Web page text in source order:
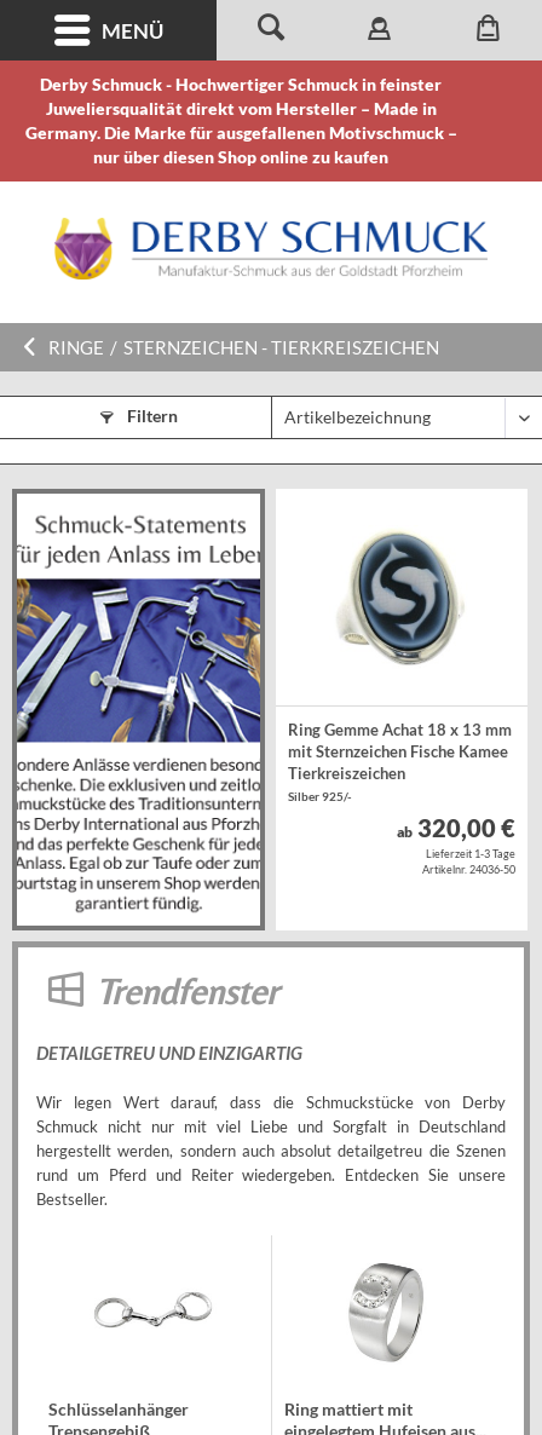
Derby Schmuck - Hochwertiger Schmuck in feinster
Juweliersqualität direkt vom Hersteller – Made in
Germany. Die Marke für ausgefallenen Motivschmuck –
nur über diesen Shop online zu kaufen
MENÜ
RINGE / STERNZEICHEN - TIERKREISZEICHEN
Filtern
Trendfenster
DETAILGETREU UND EINZIGARTIG
Wir legen Wert darauf, dass die Schmuckstücke von Derby
Schmuck nicht nur mit viel Liebe und Sorgfalt in Deutschland
hergestellt werden, sondern auch absolut detailgetreu die Szenen
rund um Pferd und Reiter wiedergeben. Entdecken Sie unsere
Bestseller.
Schlüsselanhänger
Trensengebiß
Ring mattiert mit
eingelegtem Hufeisen aus...
Ring Gemme Achat 18 x 13 mm
mit Sternzeichen Fische Kamee
Tierkreiszeichen
Silber 925/-
ab 320,00 €
Lieferzeit 1-3 Tage
Artikelnr. 24036-50